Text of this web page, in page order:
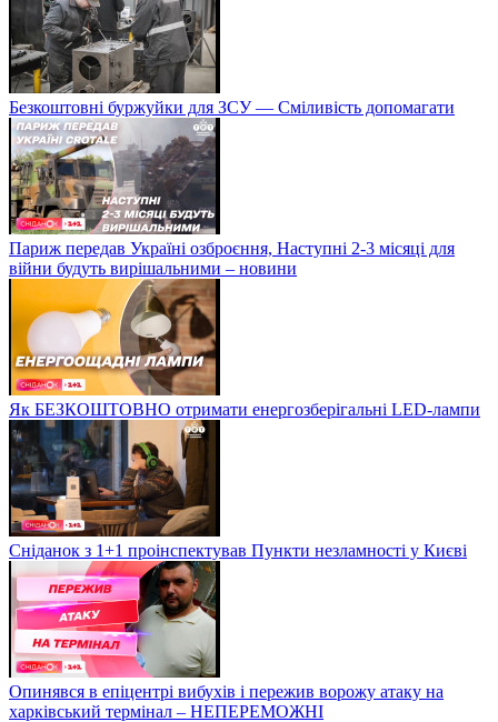
Безкоштовні буржуйки для ЗСУ — Сміливість допомагати
Париж передав Україні озброєння, Наступні 2-3 місяці для
війни будуть вирішальними – новини
Як БЕЗКОШТОВНО отримати енергозберігальні LED-лампи
Сніданок з 1+1 проінспектував Пункти незламності у Києві
Опинявся в епіцентрі вибухів і пережив ворожу атаку на
харківський термінал – НЕПЕРЕМОЖНІ